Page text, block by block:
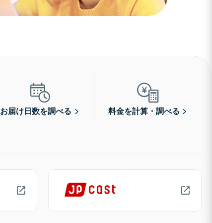
お届け日数を調べる 料金を計算・調べる